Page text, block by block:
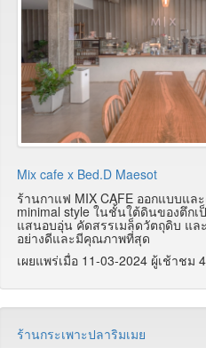
Mix cafe x Bed.D Maesot
ร้านกาแฟ MIX CAFE ออกแบบแล
minimal style ในชั้นใต้ดินของตึก
แสนอบอุ่น คัดสรรเมล็ดวัตถุดิบ แล
อย่างดีและมีคุณภาพที่สุด
เผยแพร่เมื่อ 11-03-2024 ผู้เช้าชม
ร้านกระเพาะปลาริมเมย